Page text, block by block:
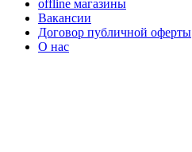
offline магазины
Вакансии
Договор публичной оферты
О нас